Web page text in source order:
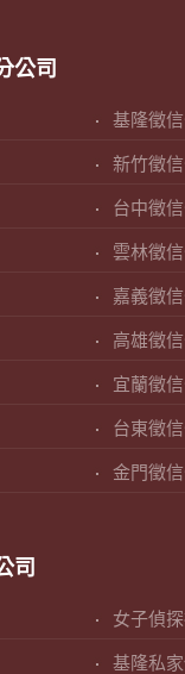
公司
基隆徵信
新竹徵信
台中徵信
雲林徵信
嘉義徵信
高雄徵信
宜蘭徵信
台東徵信
金門徵信
司
女子偵
基隆私